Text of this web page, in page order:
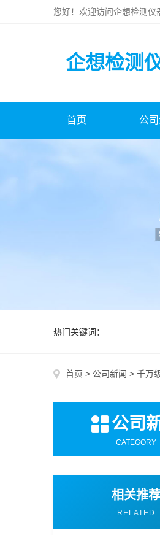
您好！欢迎访问企想检测仪
企想检测
首页 公
热门关键词：
首页 > 公司新闻 > 千万
公司
CATEGORY
相关推荐
RELATED